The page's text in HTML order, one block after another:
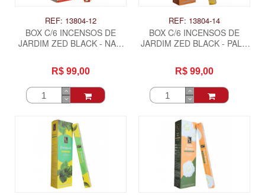
REF: 13804-12
BOX C/6 INCENSOS DE
JARDIM ZED BLACK - NAG
R$ 99,00
REF: 13804-14
BOX C/6 INCENSOS DE
JARDIM ZED BLACK - PALO
R$ 99,00